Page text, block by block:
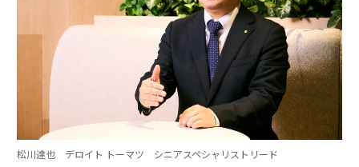
松川達也 デロイト トーマツ シニアスペシャリストリード